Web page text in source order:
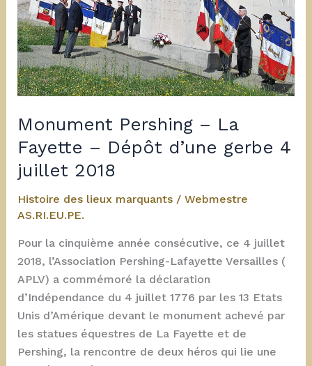
Monument Pershing – La
Fayette – Dépôt d’une gerbe 4
juillet 2018
Histoire des lieux marquants/ Webmestre
AS.RI.EU.PE.
Pour la cinquième année consécutive, ce 4 juillet
2018, l’Association Pershing-Lafayette Versailles (
APLV) a commémoré la déclaration
d’Indépendance du 4 juillet 1776 par les 13 Etats
Unis d’Amérique devant le monument achevé par
les statues équestres de La Fayette et de
Pershing, la rencontre de deux héros qui lie une